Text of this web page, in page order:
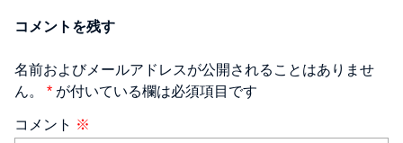
コメントを残す
名前およびメールアドレスが公開されることはありませ
ん。 * が付いている欄は必須項目です
コメント ※